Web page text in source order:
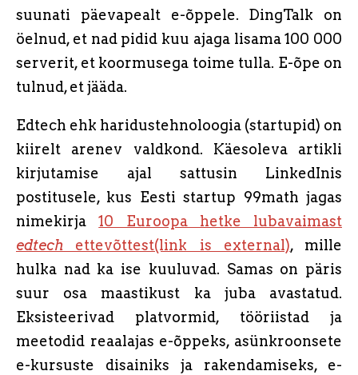
suunati päevapealt e-õppele. DingTalk on
öelnud, et nad pidid kuu ajaga lisama 100 000
serverit, et koormusega toime tulla. E-õpe on
tulnud, et jääda.
Edtech ehk haridustehnoloogia (startupid) on
kiirelt arenev valdkond. Käesoleva artikli
kirjutamise ajal sattusin LinkedInis
postitusele, kus Eesti startup 99math jagas
nimekirja10 Euroopa hetke lubavaimast
edtech ettevõttest(link is external), mille
hulka nad ka ise kuuluvad. Samas on päris
suur osa maastikust ka juba avastatud.
Eksisteerivad platvormid, tööriistad ja
meetodid reaalajas e-õppeks, asünkroonsete
e-kursuste disainiks ja rakendamiseks, e-